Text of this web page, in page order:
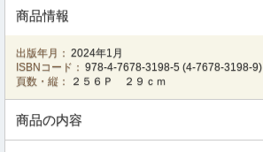
商品情報
出版年月： 2024年1月
ISBNコード： 978-4-7678-3198-5 (4-7678-3198-9)
頁数・縦：
２５６Ｐ ２９ｃｍ
商品の内容